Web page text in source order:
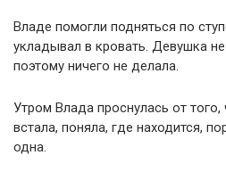
Владе помогли подняться по
укладывал в кровать. Девушка
поэтому ничего не делала.
Утром Влада проснулась от того,
встала, поняла, где находится,
одна.